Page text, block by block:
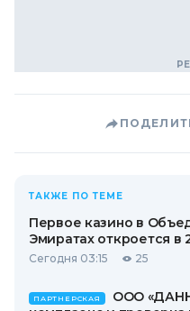
ТАКЖЕ ПО ТЕМЕ
Первое казино в
Эмиратах откроется в
Сегодня 03:15 25
ПАРТНЕРСКАЯ
ООО